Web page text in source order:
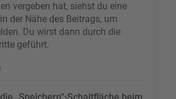
vergeben hat, siehst du eine
der Nähe des Beitrags, um
Du wirst dann durch die
geführt.